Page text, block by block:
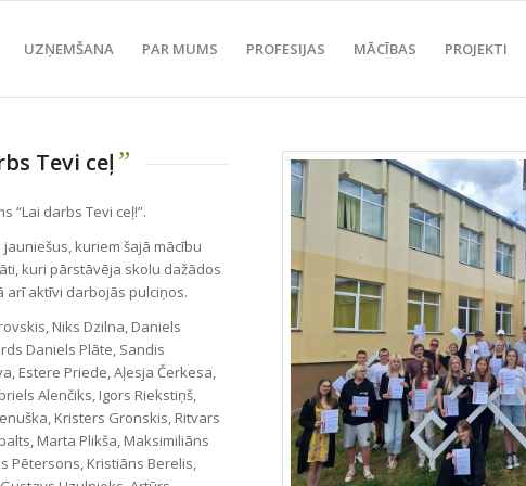
UZŅEMŠANA PAR MUMS PROFESIJAS MĀCĪBAS PROJEKTI
Tevi ceļ”
“Lai darbs Tevi ceļ!”.
kuriem šajā mācību
kuri pārstāvēja skolu dažādos
aktīvi darbojās pulciņos.
Niks Dzilna, Daniels
Daniels Plāte, Sandis
Estere Priede, Aļesja Čerkesa,
Alenčiks, Igors Riekstiņš,
Kristers Gronskis, Ritvars
Marta Plikša, Maksimiliāns
Pētersons, Kristiāns Berelis,